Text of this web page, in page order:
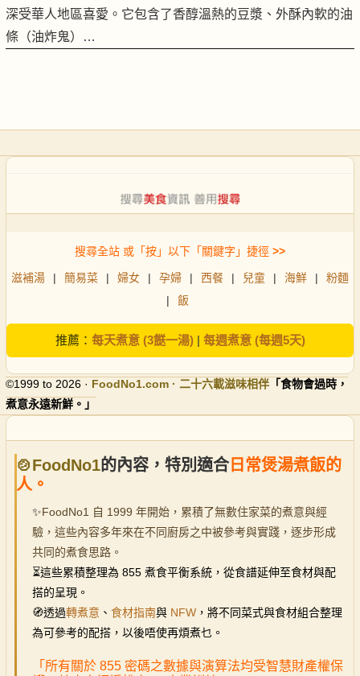
深受華人地區喜愛。它包含了香醇溫熱的豆漿、外酥內軟的油
條（油炸鬼）…
搜尋全站 或「按」以下「關鍵字」捷徑 >>
滋補湯 | 簡易菜 | 婦女 | 孕婦 | 西餐 | 兒童 | 海鮮 |
粉麵
|
飯
推薦： 每天煮意 (3餸一湯)| 每週煮意 (每週5天)
©1999 to 2026 · FoodNo1.com · 二十六載滋味相伴 「食物會過時，
煮意永遠新鮮。」
🍲FoodNo1的內容，特別適合 日常煲湯煮飯的
人。
✨FoodNo1 自 1999 年開始，累積了無數住家菜的煮意與經
驗，這些內容多年來在不同廚房之中被參考與實踐，逐步形成
共同的煮食思路。
⏳這些累積整理為 855 煮食平衡系統，從食譜延伸至食材與配
搭的呈現。
🧭透過轉煮意 、 食材指南與 NFW ，將不同菜式與食材組合整理
為可參考的配搭，以後唔使再煩煮乜。
「所有關於 855 密碼之數據與演算法均受智慧財產權保